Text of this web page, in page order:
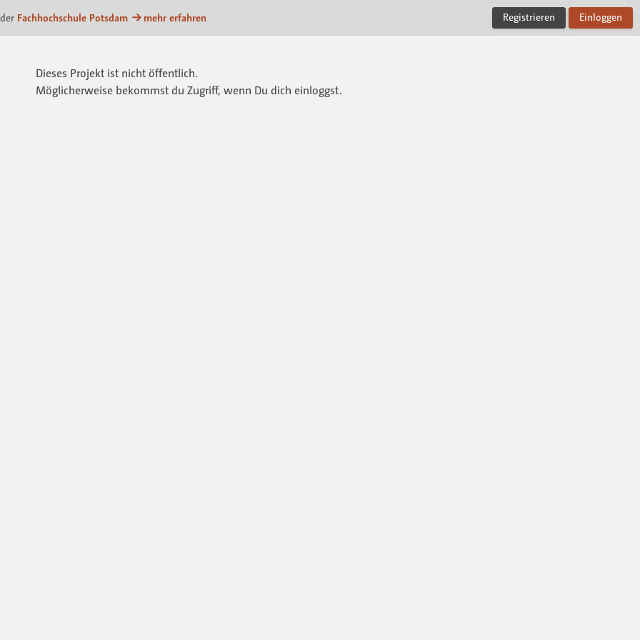
Fachhochschule Potsdam mehr erfahren Registrieren Einloggen
Dieses Projekt ist nicht öffentlich.
Möglicherweise bekommst du Zugriff, wenn Du dich einloggst.